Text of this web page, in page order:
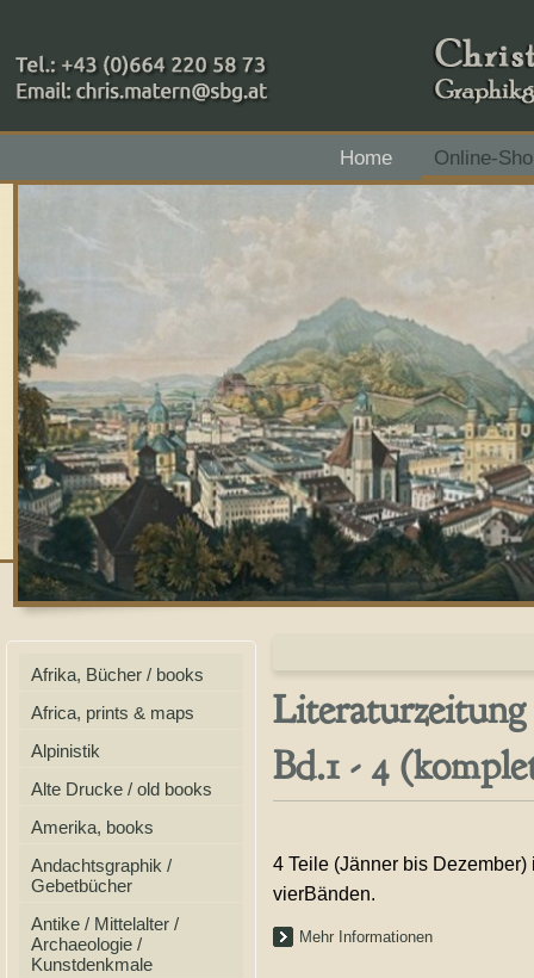
+43 (0)664 220 58 73
Home
Online-
Zahlungsmethoden: RAIBA - Flachgau Mitte - IBAN
Afrika, Bücher / books
Africa, prints & maps
Alpinistik
Alte Drucke / old books
Amerika, books
Andachtsgraphik /
Gebetbücher
Antike / Mittelalter /
Archaeologie /
Kunstdenkmale
Literaturzeitung
Bd.1 - 4
4 Teile (Jänner bis Dezember)
vierBänden.
Mehr Informationen